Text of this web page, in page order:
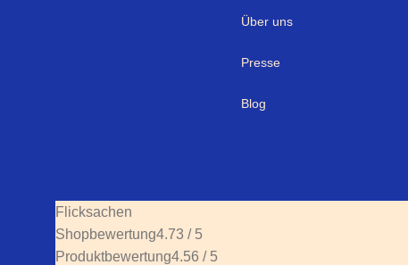
Über uns
Presse
Blog
Flicksachen
Shopbewertung4.73 / 5
Produktbewertung4.56 / 5